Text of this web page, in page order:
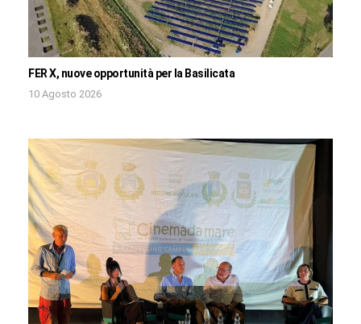
FER X, nuove opportunità per la Basilicata
10 Agosto 2026